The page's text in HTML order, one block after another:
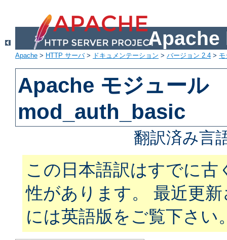
Apache
Apache > HTTP サーバ> ドキュメンテーション > バージョン 2.4 >
Apache モジュール
mod_auth_basic
翻訳済み言
この日本語訳はすでに古
性があります。 最近更
には英語版をご覧下さい